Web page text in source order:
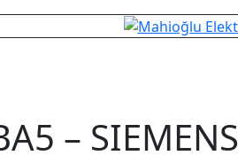
– SIEMENS